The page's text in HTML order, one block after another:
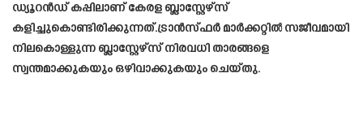
ഡ്യൂറൻഡ് കപ്പിലാണ് കേരള ബ്ലാസ്റ്റേഴ്‌സ്
കളിച്ചുകൊണ്ടിരിക്കുന്നത്.ട്രാൻസ്ഫർ മാർക്കറ്റിൽ സജീവമായി
നിലകൊള്ളുന്ന ബ്ലാസ്റ്റേഴ്‌സ് നിരവധി താരങ്ങളെ
സ്വന്തമാക്കുകയും ഒഴിവാക്കുകയും ചെയ്തു.